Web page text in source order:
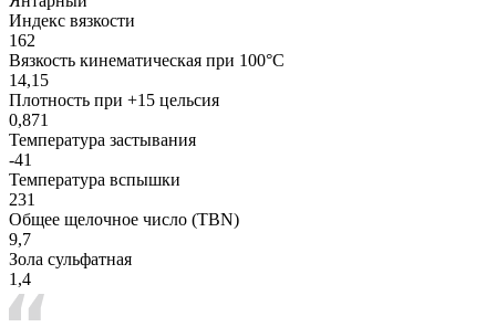
Индекс вязкости
162
Вязкость кинематическая при 100°С
14,15
Плотность при +15 цельсия
0,871
Температура застывания
-41
Температура вспышки
231
Общее щелочное число (TBN)
9,7
Зола сульфатная
1,4